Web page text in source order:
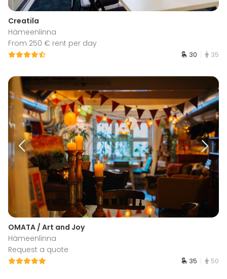
Creatila
Hämeenlinna
From 250 € rent per day
30 35
OMATA / Art and Joy
Hämeenlinna
Request a quote
35 50